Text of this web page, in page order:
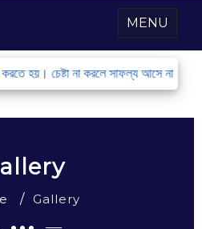
MENU
হয়। চেষ্টা না করলে সাফল্য আসে না।
Gallery